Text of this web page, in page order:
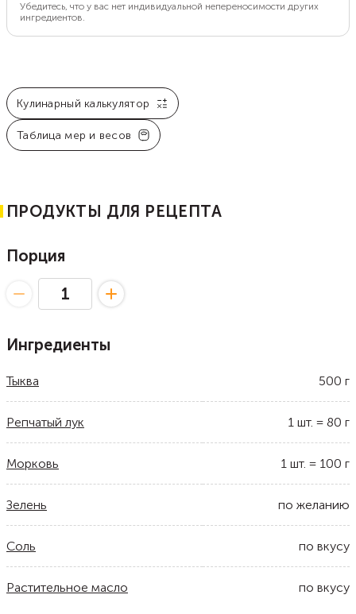
Убедитесь, что у вас нет индивидуальной непереносимости других
ингредиентов.
Кулинарный калькулятор
Таблица мер и весов
ПРОДУКТЫ ДЛЯ РЕЦЕПТА
Порция
Ингредиенты
Тыква 500 г
Репчатый лук 1 шт. = 80 г
Морковь 1 шт. = 100 г
Зелень по желанию
Соль по вкусу
Растительное масло по вкусу